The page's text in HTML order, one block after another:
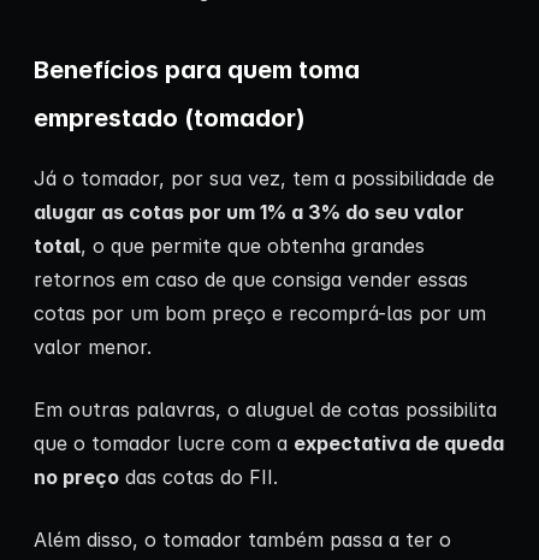
Benefícios para quem toma
emprestado (tomador)
Já o tomador, por sua vez, tem a possibilidade de
alugar as cotas por um 1% a 3% do seu valor
total, o que permite que obtenha grandes
retornos em caso de que consiga vender essas
cotas por um bom preço e recomprá-las por um
valor menor.
Em outras palavras, o aluguel de cotas possibilita
que o tomador lucre com a expectativa de queda
no preço das cotas do FII.
Além disso, o tomador também passa a ter o